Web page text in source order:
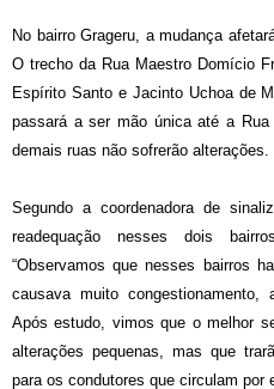
No bairro Grageru, a mudança
O trecho da Rua Maestro Domício
Espírito Santo e Jacinto Uchoa de
passará a ser mão única até a
demais ruas não sofrerão alterações.
Segundo a coordenadora de
readequação nesses dois
“Observamos que nesses bairros
causava muito
Após estudo, vimos que o melhor
alterações pequenas, mas que
para os condutores que circulam por